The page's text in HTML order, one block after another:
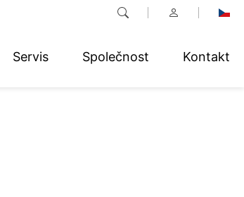
Servis Společnost Kontakt